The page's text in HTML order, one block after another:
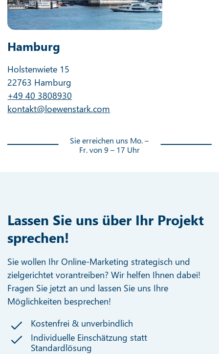
Hamburg
Holstenwiete 15
22763 Hamburg
+49 40 3808930
kontakt@loewenstark.com
Sie erreichen uns Mo. –
Fr. von 9 – 17 Uhr
Lassen Sie uns über Ihr Projekt
sprechen!
Sie wollen Ihr Online-Marketing strategisch und
zielgerichtet vorantreiben? Wir helfen Ihnen dabei!
Fragen Sie jetzt an und lassen Sie uns Ihre
Möglichkeiten besprechen!
Kostenfrei & unverbindlich
Individuelle Einschätzung statt
Standardlösung